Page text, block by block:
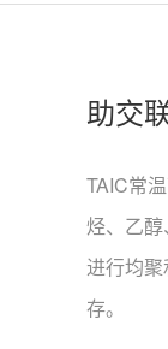
助交
TAIC常
烃、乙
进行均
存。